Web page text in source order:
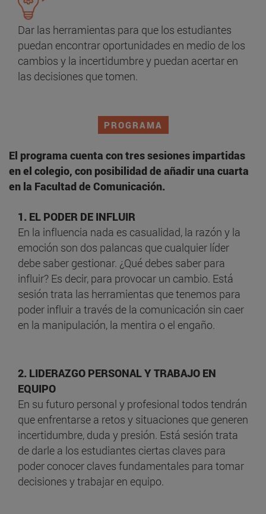
Dar las herramientas para que los estudiantes
puedan encontrar oportunidades en medio de los
cambios y la incertidumbre y puedan acertar en
las decisiones que tomen.
PROGRAMA
El programa cuenta con tres sesiones impartidas
en el colegio, con posibilidad de añadir una cuarta
en la Facultad de Comunicación.
1. EL PODER DE INFLUIR
En la influencia nada es casualidad, la razón y la
emoción son dos palancas que cualquier líder
debe saber gestionar. ¿Qué debes saber para
influir? Es decir, para provocar un cambio. Está
sesión trata las herramientas que tenemos para
poder influir a través de la comunicación sin caer
en la manipulación, la mentira o el engaño.
2. LIDERAZGO PERSONAL Y TRABAJO EN
EQUIPO
En su futuro personal y profesional todos tendrán
que enfrentarse a retos y situaciones que generen
incertidumbre, duda y presión. Está sesión trata
de darle a los estudiantes ciertas claves para
poder conocer claves fundamentales para tomar
decisiones y trabajar en equipo.